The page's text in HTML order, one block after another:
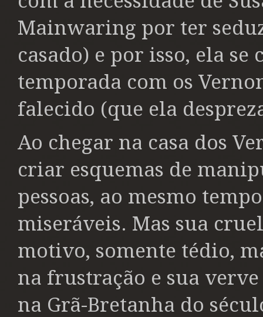
Mainwaring por ter
casado) e por isso, ela
temporada com os
falecido (que ela
Ao chegar na casa dos
criar esquemas de
pessoas, ao mesmo
miseráveis. Mas sua
motivo, somente tédio,
na frustração e sua
na Grã-Bretanha do